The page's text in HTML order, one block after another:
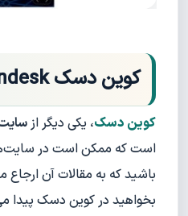
کوین دسک coindesk
کوین دسک، یکی دیگر از
است که ممکن است در سایت‌ها
باشید که به مقالات آن
بخواهید در کوین دسک پیدا